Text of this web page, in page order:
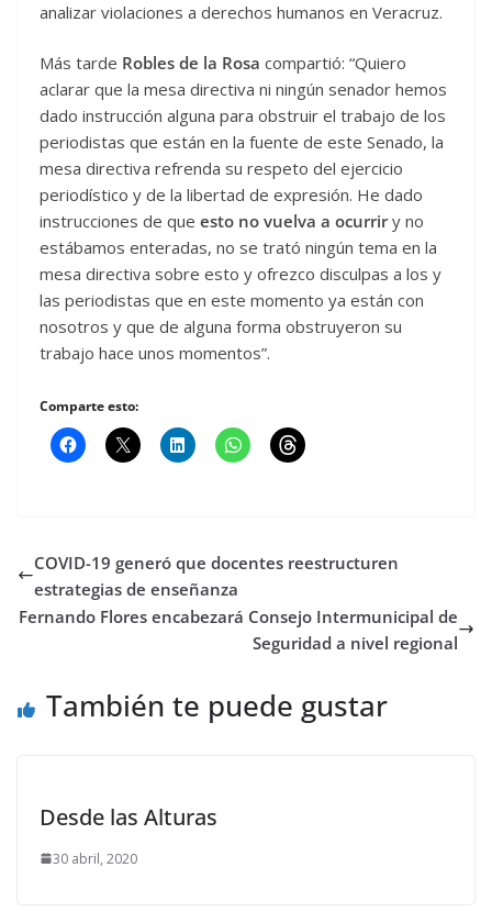
analizar violaciones a derechos humanos en Veracruz.
Más tarde Robles de la Rosa compartió: “Quiero
aclarar que la mesa directiva ni ningún senador hemos
dado instrucción alguna para obstruir el trabajo de los
periodistas que están en la fuente de este Senado, la
mesa directiva refrenda su respeto del ejercicio
periodístico y de la libertad de expresión. He dado
instrucciones de que esto no vuelva a ocurriry no
estábamos enteradas, no se trató ningún tema en la
mesa directiva sobre esto y ofrezco disculpas a los y
las periodistas que en este momento ya están con
nosotros y que de alguna forma obstruyeron su
trabajo hace unos momentos”.
Comparte esto:
COVID-19 generó que docentes reestructuren
estrategias de enseñanza
Fernando Flores encabezará Consejo Intermunicipal de
Seguridad a nivel regional
También te puede gustar
Desde las Alturas
30 abril, 2020